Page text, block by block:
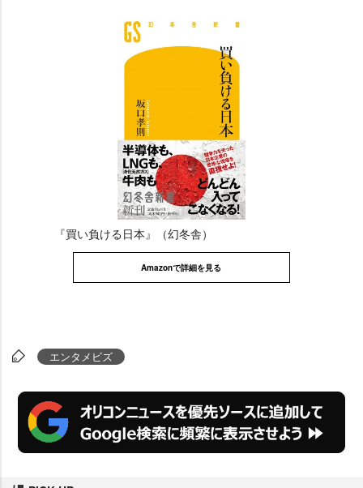
『買い負ける日本』（幻冬舎）
Amazonで詳細を見る
エンタメビズ